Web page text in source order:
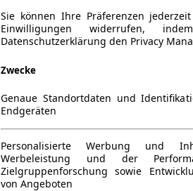
Sie können Ihre Präferenzen
Einwilligungen widerrufen,
Datenschutzerklärung den Privacy
Zwecke
Genaue Standortdaten und
Endgeräten
Personalisierte Werbung und
Werbeleistung und der
Zielgruppenforschung sowie
von Angeboten